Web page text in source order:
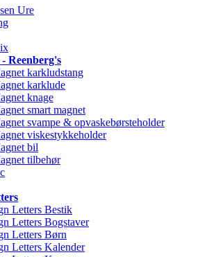
Ure
Reenberg's
karkludstang
karklude
knage
smart magnet
svampe & opvaskebørsteholder
viskestykkeholder
bil
tilbehør
Letters Bestik
Letters Bogstaver
Letters Børn
Letters Kalender